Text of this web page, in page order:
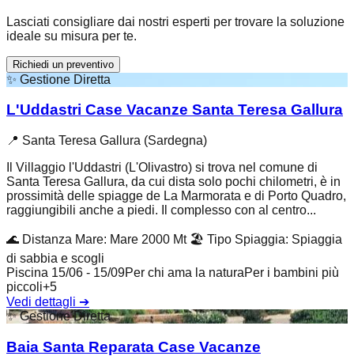
Lasciati consigliare dai nostri esperti per trovare la soluzione
ideale su misura per te.
Richiedi un preventivo
✨ Gestione Diretta
L'Uddastri Case Vacanze Santa Teresa Gallura
📍 Santa Teresa Gallura (Sardegna)
Il Villaggio l'Uddastri (L'Olivastro) si trova nel comune di
Santa Teresa Gallura, da cui dista solo pochi chilometri, è in
prossimità delle spiagge de La Marmorata e di Porto Quadro,
raggiungibili anche a piedi. Il complesso con al centro...
🌊 Distanza Mare: Mare 2000 Mt 🏖️ Tipo Spiaggia: Spiaggia
di sabbia e scogli
Piscina 15/06 - 15/09Per chi ama la naturaPer i bambini più
piccoli+5
Vedi dettagli ➔
✨Gestione Diretta
Baia Santa Reparata Case Vacanze